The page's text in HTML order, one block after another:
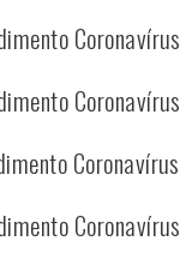
Coronavírus
Coronavírus
Coronavírus
Coronavírus